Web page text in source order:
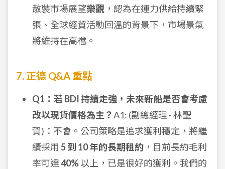
散裝市場展望樂觀 ，認為在運力供給持續緊
張、全球經貿活動回溫的背景下，市場景氣
將維持在高檔。
7. 正德 Q&A 重點
Q1：若 BDI 持續走強，未來新船是否會考慮
改以現貨價格為主？A1: (副總經理 - 林聖
賀)：不會。公司策略是追求獲利穩定，將繼
續採用 5 到 10 年的長期租約 ，目前長約毛利
率可達40%以上，已是很好的獲利。我們的